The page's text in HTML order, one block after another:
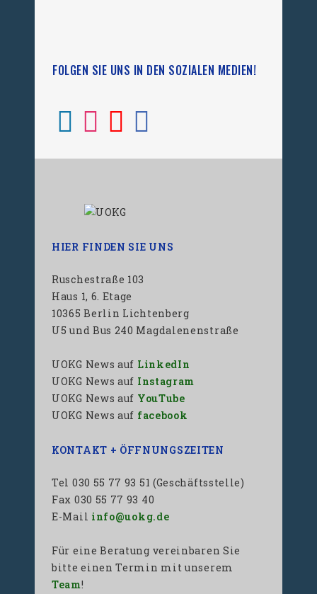
FOLGEN SIE UNS IN DEN SOZIALEN MEDIEN!
HIER FINDEN SIE UNS
Ruschestraße 103
Haus 1, 6. Etage
10365 Berlin Lichtenberg
U5 und Bus 240 Magdalenenstraße
UOKG News auf LinkedIn
UOKG News auf Instagram
UOKG News auf YouTube
UOKG News auf facebook
KONTAKT + ÖFFNUNGSZEITEN
Tel 030 55 77 93 51 (Geschäftsstelle)
Fax 030 55 77 93 40
E-Mail info@uokg.de
Für eine Beratung vereinbaren Sie
bitte einen Termin mit unserem
Team!